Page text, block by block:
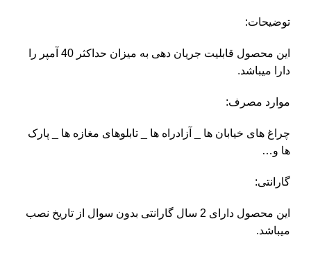
توضیحات:
این محصول قابلیت جریان دهی به میزان حداکثر 40 آمپر را
دارا میباشد.
موارد مصرف:
چراغ های خیابان ها _ آزادراه ها _ تابلوهای مغازه ها _ پارک
ها و…
گارانتی:
این محصول دارای 2 سال گارانتی بدون سوال از تاریخ نصب
میباشد.